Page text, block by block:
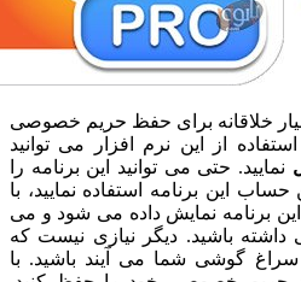
برای حفظ حریم خصوصی
این نرم افزار می توانید
حتی می توانید این برنامه را
برنامه استفاده نمایید، با
نمایش داده می شود و می
باشید. دیگر نیازی نیست که
شما می آیند باشید. با